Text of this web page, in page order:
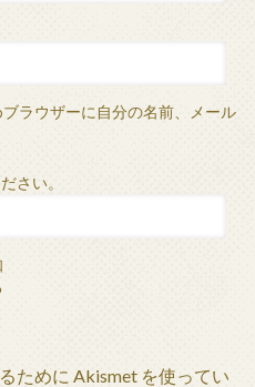
ラウザーに自分の名前、メール
さい。
ために Akismet を使ってい